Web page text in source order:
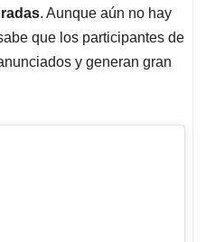
. Aunque aún no hay
que los participantes de
y generan gran